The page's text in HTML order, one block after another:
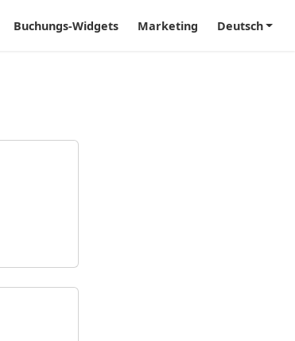
Buchungs-Widgets Marketing Deutsch